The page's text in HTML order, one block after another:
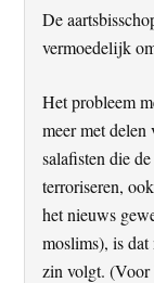
De
vermoedelijk
Het probleem
meer met
salafisten die
terroriseren,
het nieuws
moslims), is
zin volgt. (Voor